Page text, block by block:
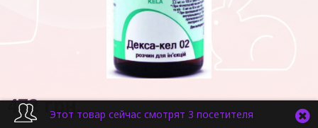
472грн.
Этот товар сейчас смотрят 3 посетителя